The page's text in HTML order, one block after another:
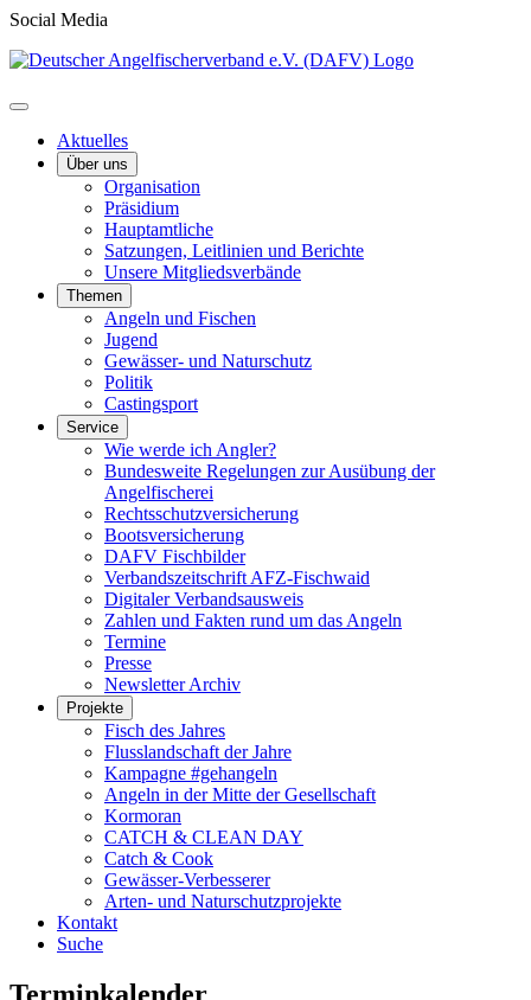
Social Media
Aktuelles
Über uns
Organisation
Präsidium
Hauptamtliche
Satzungen, Leitlinien und Berichte
Unsere Mitgliedsverbände
Themen
Angeln und Fischen
Jugend
Gewässer- und Naturschutz
Politik
Castingsport
Service
Wie werde ich Angler?
Bundesweite Regelungen zur Ausübung der
Angelfischerei
Rechtsschutzversicherung
Bootsversicherung
DAFV Fischbilder
Verbandszeitschrift AFZ-Fischwaid
Digitaler Verbandsausweis
Zahlen und Fakten rund um das Angeln
Termine
Presse
Newsletter Archiv
Projekte
Fisch des Jahres
Flusslandschaft der Jahre
Kampagne #gehangeln
Angeln in der Mitte der Gesellschaft
Kormoran
CATCH & CLEAN DAY
Catch & Cook
Gewässer-Verbesserer
Arten- und Naturschutzprojekte
Kontakt
Suche